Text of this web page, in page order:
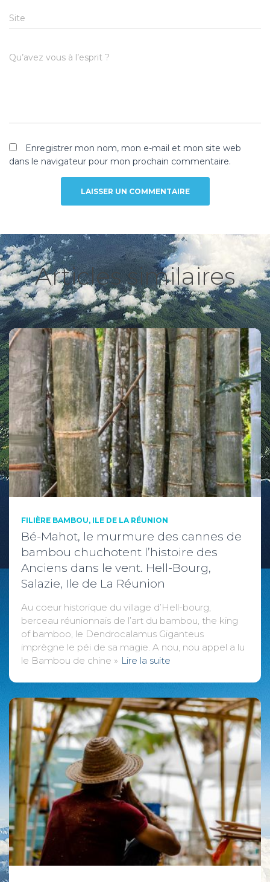
Site
Qu’avez vous à l’esprit ?
Enregistrer mon nom, mon e-mail et mon site web
dans le navigateur pour mon prochain commentaire.
Articles similaires
FILIÈRE BAMBOU, ILE DE LA RÉUNION
Bé-Mahot, le murmure des cannes de
bambou chuchotent l’histoire des
Anciens dans le vent. Hell-Bourg,
Salazie, Ile de La Réunion
Au coeur historique du village d’Hell-bourg,
berceau réunionnais de l’art du bambou, the king
of bamboo, le Dendrocalamus Giganteus
imprègne le péi de sa magie. A nou, nou appel a lu
le Bambou de chine » Lire la suite